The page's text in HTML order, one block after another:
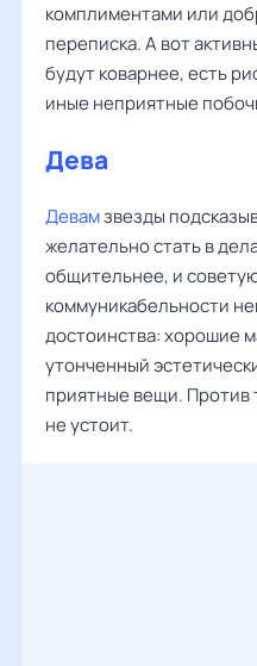
комплиментами или
переписка. А вот
будут коварнее, есть
иные неприятные
Дева
Девамзвезды
желательно стать в
общительнее, и
коммуникабельности
достоинства: хорошие
утонченный
приятные вещи. Против
не устоит.